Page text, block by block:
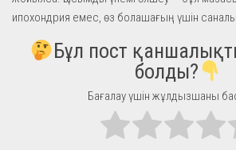
ипохондрия емес, өз болашағың үшін
Бұл пост
болды?
Бағалау үшін жұлдызшаны